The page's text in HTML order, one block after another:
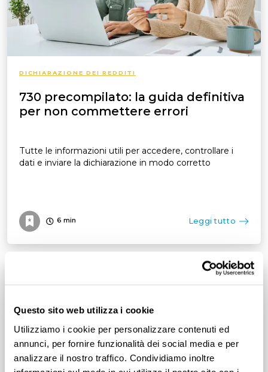
Questo sito web utilizza i cookie
Utilizziamo i cookie per personalizzare contenuti ed
annunci, per fornire funzionalità dei social media e per
analizzare il nostro traffico. Condividiamo inoltre
DICHIARAZIONE DEI REDDITI
730 precompilato: la guida definitiva
per non commettere errori
Tutte le informazioni utili per accedere, controllare i
dati e inviare la dichiarazione in modo corretto
6 min Leggi tutto